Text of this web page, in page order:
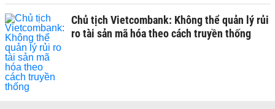
Chủ tịch Vietcombank: Không thể quản lý rủi
ro tài sản mã hóa theo cách truyền thống